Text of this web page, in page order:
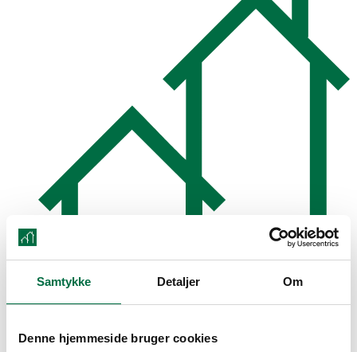
Samtykke Detaljer Om
Denne hjemmeside bruger cookies
61 lejligheder